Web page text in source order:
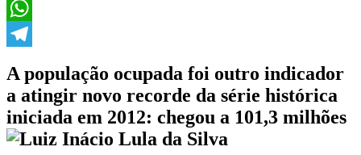
X
WhatsApp
A população ocupada foi outro indicador
a atingir novo recorde da série histórica
iniciada em 2012: chegou a 101,3 milhões